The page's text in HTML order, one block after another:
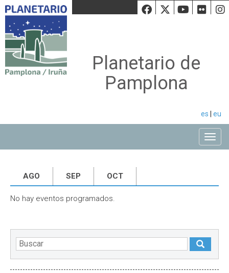
Facebook
Twiiter
Planetario de
Pamplona
es eu
AGO SEP OCT
No hay eventos programados.